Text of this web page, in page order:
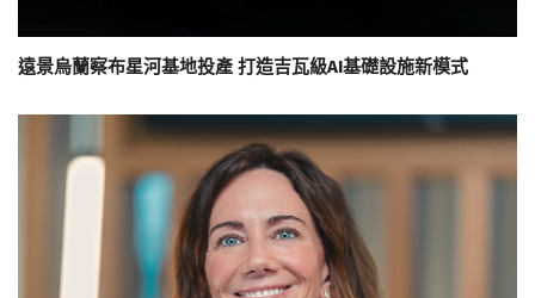
遠景烏蘭察布星河基地投產 打造吉瓦級AI基礎設施新模式